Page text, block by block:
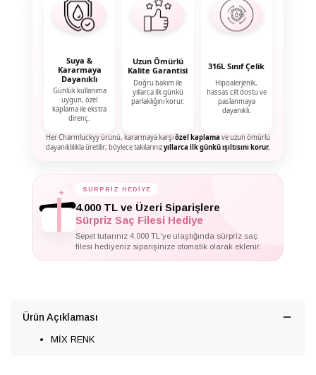
Suya &
Kararmaya
Dayanıklı
Günlük kullanıma
uygun, özel
kaplama ile ekstra
direnç.
Uzun Ömürlü
Kalite Garantisi
Doğru bakım ile
yıllarca ilk günkü
parlaklığını korur.
316L Sınıf Çelik
Hipoalerjenik,
hassas cilt dostu ve
paslanmaya
dayanıklı.
Her Charmluckyy ürünü, kararmaya karşıözel kaplama ve uzun ömürlü
dayanıklılıkla üretilir; böylece takılarınızyıllarca ilk günkü ışıltısını korur.
✦ SÜRPRİZ HEDİYE
4.000 TL ve Üzeri Siparişlere
Sürpriz Saç Filesi Hediye
Sepet tutarınız 4.000 TL'ye ulaştığında sürpriz saç
filesi hediyeniz siparişinize otomatik olarak eklenir.
Ürün Açıklaması
MİX RENK